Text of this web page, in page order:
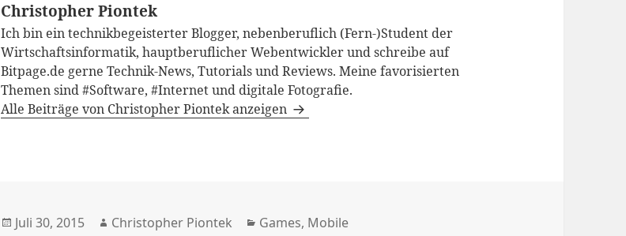
Christopher Piontek
Ich bin ein technikbegeisterter Blogger, nebenberuflich (Fern-)Student der
Wirtschaftsinformatik, hauptberuflicher Webentwickler und schreibe auf
Bitpage.de gerne Technik-News, Tutorials und Reviews. Meine favorisierten
Themen sind #Software, #Internet und digitale Fotografie.
Alle Beiträge von Christopher Piontek anzeigen
Veröffentlicht
Juli 30, 2015 Autor
Christopher Piontek Kategorien
Games, Mobile